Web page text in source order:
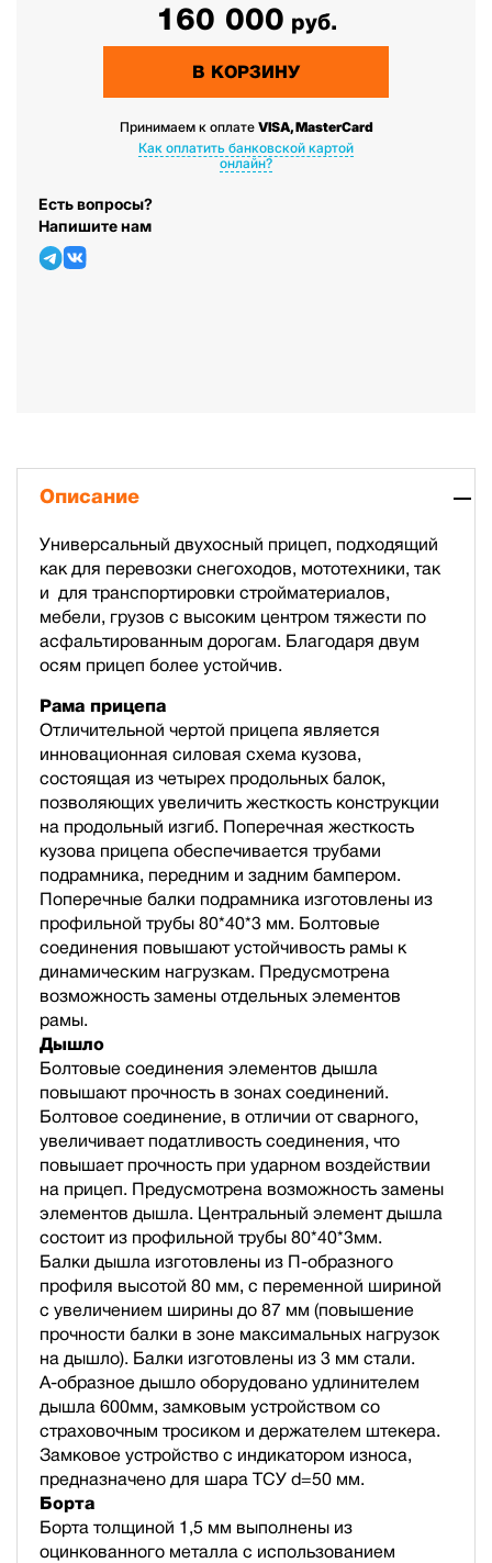
160 000 руб.
В КОРЗИНУ
Принимаем к оплате VISA, MasterCard
Как оплатить банковской картой
онлайн?
Есть вопросы?
Напишите нам
Описание
Универсальный двухосный прицеп, подходящий
как для перевозки снегоходов, мототехники, так
и для транспортировки стройматериалов,
мебели, грузов с высоким центром тяжести по
асфальтированным дорогам. Благодаря двум
осям прицеп более устойчив.
Рама прицепа
Отличительной чертой прицепа является
инновационная силовая схема кузова,
состоящая из четырех продольных балок,
позволяющих увеличить жесткость конструкции
на продольный изгиб. Поперечная жесткость
кузова прицепа обеспечивается трубами
подрамника, передним и задним бампером.
Поперечные балки подрамника изготовлены из
профильной трубы 80*40*3 мм. Болтовые
соединения повышают устойчивость рамы к
динамическим нагрузкам. Предусмотрена
возможность замены отдельных элементов
рамы.
Дышло
Болтовые соединения элементов дышла
повышают прочность в зонах соединений.
Болтовое соединение, в отличии от сварного,
увеличивает податливость соединения, что
повышает прочность при ударном воздействии
на прицеп. Предусмотрена возможность замены
элементов дышла. Центральный элемент дышла
состоит из профильной трубы 80*40*3мм.
Балки дышла изготовлены из П-образного
профиля высотой 80 мм, с переменной шириной
с увеличением ширины до 87 мм (повышение
прочности балки в зоне максимальных нагрузок
на дышло). Балки изготовлены из 3 мм стали.
А-образное дышло оборудовано удлинителем
дышла 600мм, замковым устройством со
страховочным тросиком и держателем штекера.
Замковое устройство с индикатором износа,
предназначено для шара ТСУ d=50 мм.
Борта
Борта толщиной 1,5 мм выполнены из
оцинкованного металла с использованием